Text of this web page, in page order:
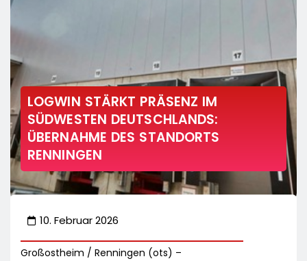
LOGWIN STÄRKT PRÄSENZ IM
SÜDWESTEN DEUTSCHLANDS:
ÜBERNAHME DES STANDORTS
RENNINGEN
10. Februar 2026
Großostheim / Renningen (ots) –